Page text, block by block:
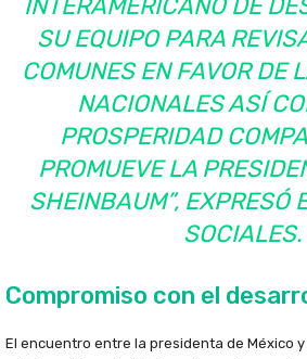
INTERAMERICANO DE
SU EQUIPO PARA
COMUNES EN FAVOR DE
NACIONALES ASÍ
PROSPERIDAD
PROMUEVE LA
SHEINBAUM”, EXPRESÓ
SOCIALES.
Compromiso con el
El encuentro entre la presidenta de México y